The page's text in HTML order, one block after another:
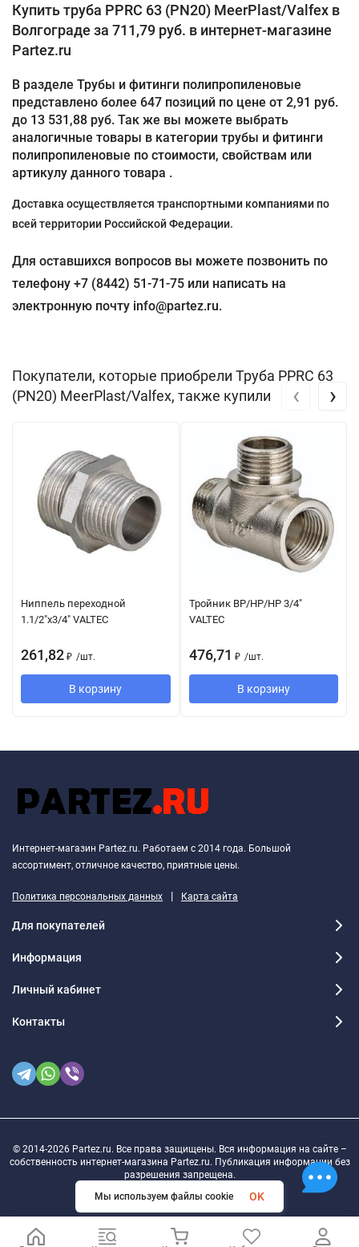
Купить труба PPRC 63 (PN20) MeerPlast/Valfex в
Волгограде за 711,79 руб. в интернет-магазине
Partez.ru
В разделе Трубы и фитинги полипропиленовые
представлено более 647 позиций по цене от 2,91 руб.
до 13 531,88 руб. Так же вы можете выбрать
аналогичные товары в категории трубы и фитинги
полипропиленовые по стоимости, свойствам или
артикулу данного товара .
Доставка осуществляется транспортными компаниями по
всей территории Российской Федерации.
Для оставшихся вопросов вы можете позвонить по
телефону +7 (8442) 51-71-75 или написать на
электронную почту info@partez.ru.
Покупатели, которые приобрели Труба PPRC 63
(PN20) MeerPlast/Valfex, также купили
Ниппель переходной
1.1/2"х3/4" VALTEC
261,82 ₽ /шт.
В корзину
Тройник ВР/НР/НР 3/4"
VALTEC
476,71 ₽ /шт.
В корзину
‹ ›
Интернет-магазин Partez.ru. Работаем с 2014 года. Большой
ассортимент, отличное качество, приятные цены.
Политика персональных данных | Карта сайта
Для покупателей
Информация
Личный кабинет
Контакты
© 2014-2026 Partez.ru. Все права защищены. Вся информация на сайте –
собственность интернет-магазина Partez.ru. Публикация информации без
разрешения запрещена.
Мы используем файлы cookie OK